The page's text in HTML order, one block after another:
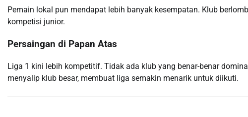
Pemain lokal pun mendapat lebih banyak kesempatan. Klub
kompetisi junior.
Persaingan di Papan Atas
Liga 1 kini lebih kompetitif. Tidak ada klub yang benar-benar
menyalip klub besar, membuat liga semakin menarik untuk diikuti.